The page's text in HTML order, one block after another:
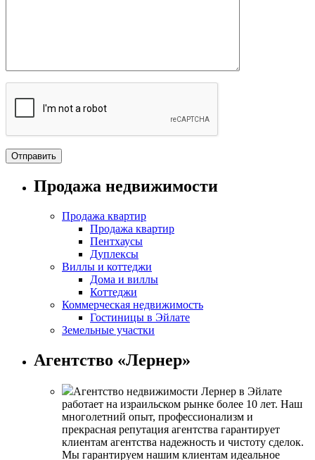
Продажа недвижимости
Продажа квартир
Продажа квартир
Пентхаусы
Дуплексы
Виллы и коттеджи
Дома и виллы
Коттеджи
Коммерческая недвижимость
Гостиницы в Эйлате
Земельные участки
Агентство «Лернер»
Агентство недвижимости Лернер в Эйлате
работает на израильском рынке более 10 лет. Наш
многолетний опыт, профессионализм и
прекрасная репутация агентства гарантирует
клиентам агентства надежность и чистоту сделок.
Мы гарантируем нашим клиентам идеальное